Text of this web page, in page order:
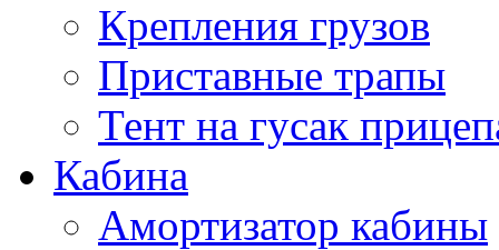
Крепления грузов
Приставные трапы
Тент на гусак
Кабина
Амортизатор кабины